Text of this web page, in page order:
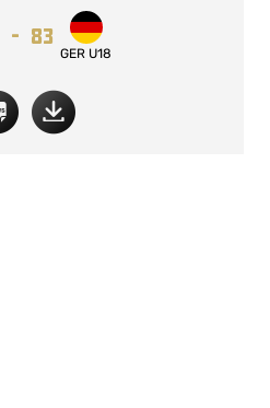
- 83
GER U18